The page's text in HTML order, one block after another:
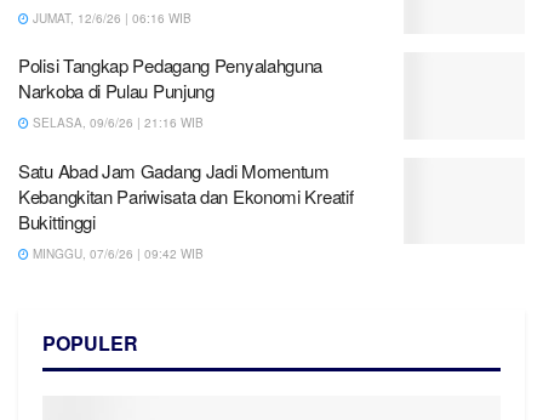
JUMAT, 12/6/26 | 06:16 WIB
Polisi Tangkap Pedagang Penyalahguna
Narkoba di Pulau Punjung
SELASA, 09/6/26 | 21:16 WIB
Satu Abad Jam Gadang Jadi Momentum
Kebangkitan Pariwisata dan Ekonomi Kreatif
Bukittinggi
MINGGU, 07/6/26 | 09:42 WIB
POPULER